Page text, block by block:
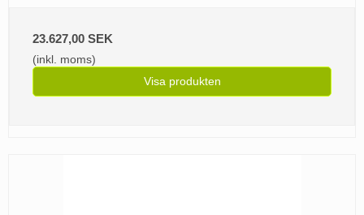
23.627,00 SEK
(inkl. moms)
Visa produkten